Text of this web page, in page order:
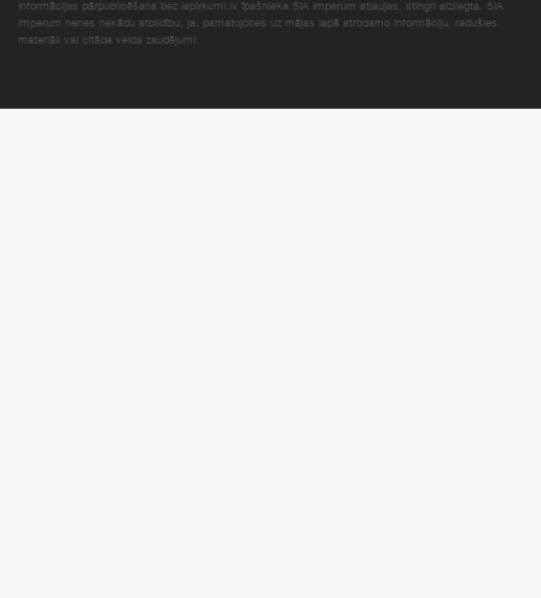
Informācijas pārpublicēšana bez iepirkumi.lv īpašnieka SIA Imperum atļaujas, stingri aizliegta. SIA
Imperum nenes nekādu atbildību, ja, pamatojoties uz mājas lapā atrodamo informāciju, radušies
materiāli vai citāda veida zaudējumi.